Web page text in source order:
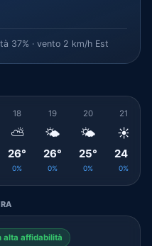
37% · vento 2 km/h Est
18
⛅
26°
0%
19
🌤️
26°
0%
20
🌤️
25°
0%
21
☀️
24°
0%
alta affidabilità